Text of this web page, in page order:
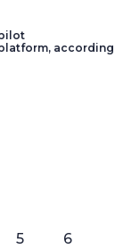
according
5
6